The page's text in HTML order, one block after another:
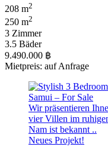
208 m2
250 m2
3 Zimmer
3.5 Bäder
9.490.000 ฿
Mietpreis: auf Anfrage
Wir präsentieren
vier Villen im
Nam ist bekannt ..
Neues Projekt!